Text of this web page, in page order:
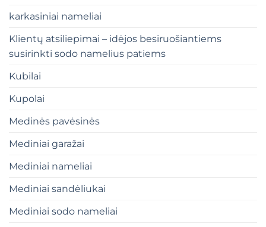
karkasiniai nameliai
Klientų atsiliepimai – idėjos besiruošiantiems
susirinkti sodo namelius patiems
Kubilai
Kupolai
Medinės pavėsinės
Mediniai garažai
Mediniai nameliai
Mediniai sandėliukai
Mediniai sodo nameliai